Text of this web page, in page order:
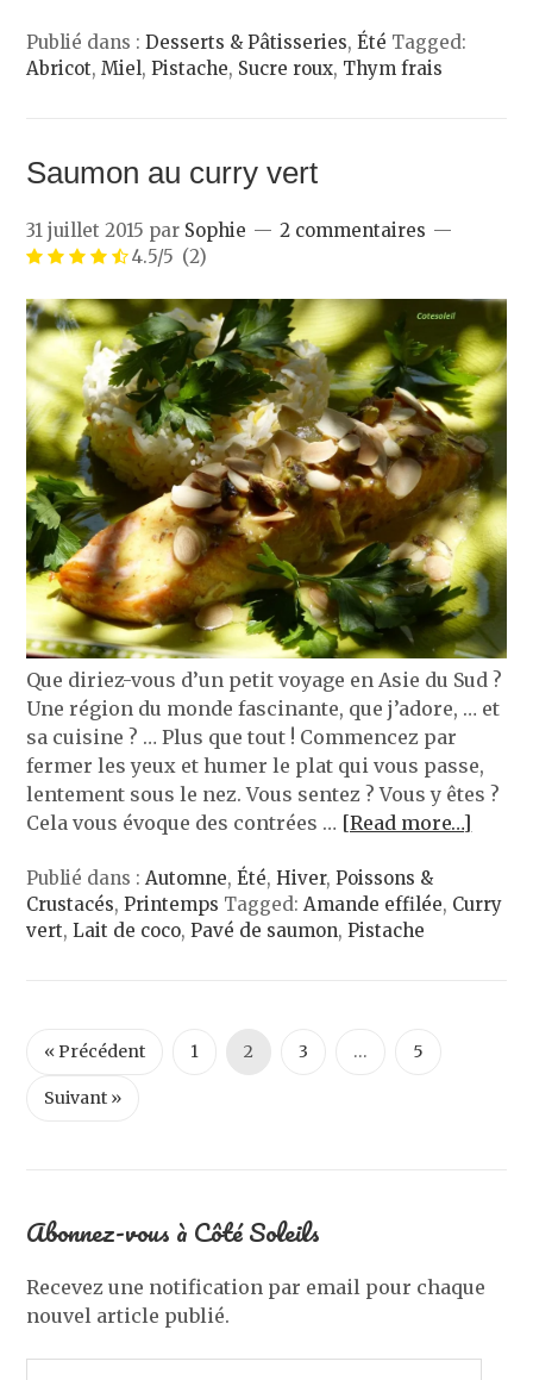
Publié dans :Desserts & Pâtisseries,Été Tagged:
Abricot,Miel,Pistache, Sucre roux, Thym frais
Saumon au curry vert
31 juillet 2015 par Sophie
2 commentaires
4.5/5 (2)
Que diriez-vous d’un petit voyage en Asie du Sud ?
Une région du monde fascinante, que j’adore, … et
sa cuisine ? … Plus que tout ! Commencez par
fermer les yeux et humer le plat qui vous passe,
lentement sous le nez. Vous sentez ? Vous y êtes ?
Cela vous évoque des contrées … [Read more…]
Publié dans :Automne,Été,Hiver,Poissons &
Crustacés,Printemps Tagged:Amande effilée, Curry
vert,Lait de coco,Pavé de saumon,Pistache
« Précédent 1 2 3 … 5
Suivant »
Abonnez-vous à Côté Soleils
Recevez une notification par email pour chaque
nouvel article publié.